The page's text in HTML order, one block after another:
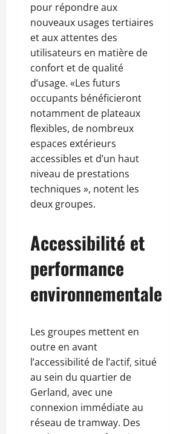
pour répondre aux
nouveaux usages tertiaires
et aux attentes des
utilisateurs en matière de
confort et de qualité
d’usage. «Les futurs
occupants bénéficieront
notamment de plateaux
flexibles, de nombreux
espaces extérieurs
accessibles et d’un haut
niveau de prestations
techniques », notent les
deux groupes.
Accessibilité et
performance
environnementale
Les groupes mettent en
outre en avant
l’accessibilité de l’actif, situé
au sein du quartier de
Gerland, avec une
connexion immédiate au
réseau de tramway. Des